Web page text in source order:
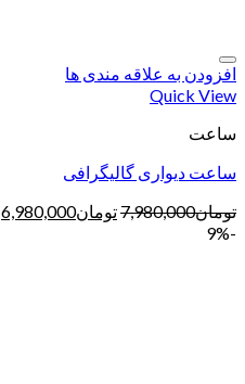
افزودن به علاقه مندی ها
Quick View
ساعت
ساعت دیواری گالیگرافی
تومان7,980,000تومان6,980,000
-9%